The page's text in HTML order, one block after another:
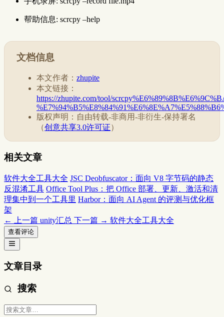
帮助信息: scrcpy –help
文档信息
本文作者： zhupite
本文链接：
https://zhupite.com/tool/
版权声明：自由转载-非商用-非衍生-保持署名
（创意共享3.0许可证）
相关文章
软件大全工具大全 JSC Deobfuscator：面向 V8 字节码的静态
反混淆工具 Office Tool Plus：把 Office 部署、更新、激活和清
理集中到一个工具里 Harbor：面向 AI Agent 的评测与优化框
架
← 上一篇 unity汇总 下一篇 → 软件大全工具大全
查看评论
文章目录
搜索